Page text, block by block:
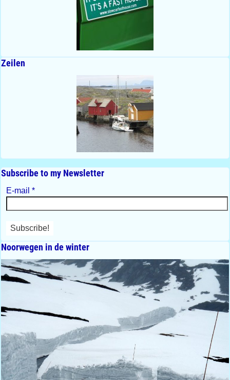
Zeilen
Subscribe to my Newsletter
E-mail *
Noorwegen in de winter